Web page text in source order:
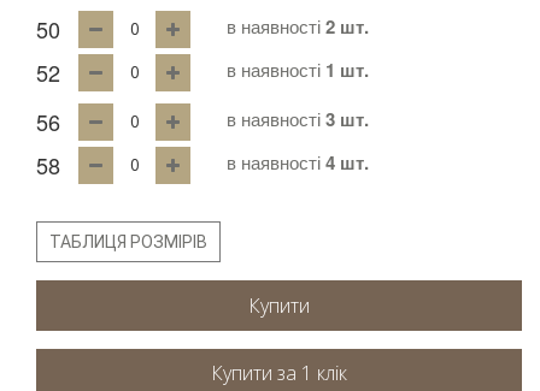
50 в наявності2 шт.
52 в наявності 1 шт.
56 в наявності3 шт.
58 в наявності4 шт.
ТАБЛИЦЯ РОЗМІРІВ
Купити